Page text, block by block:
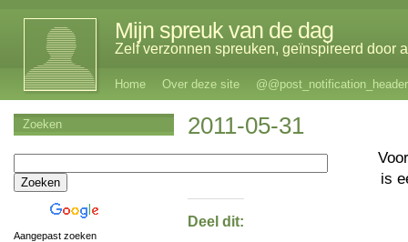
Mijn spreuk van de dag
Zelf verzonnen spreuken, geïnspireerd door
Home Over deze site @@post_notification_header
2011-05-31
is
Deel dit:
Zoeken
Aangepast zoeken